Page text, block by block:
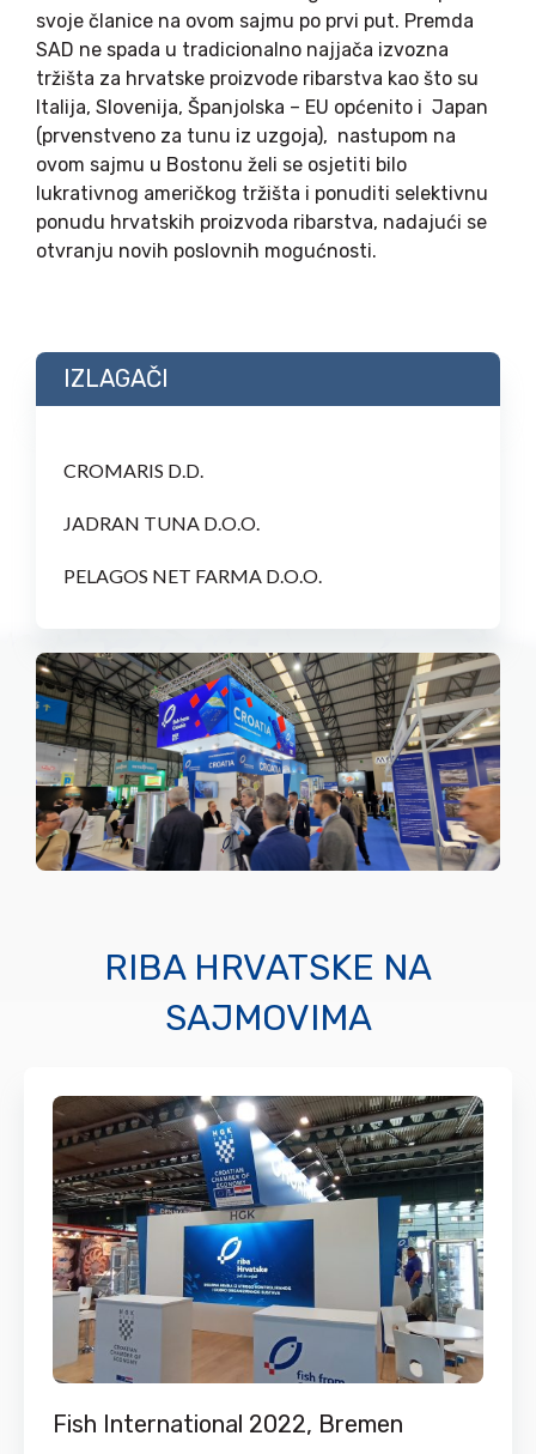
svoje članice na ovom sajmu po prvi put. Premda
SAD ne spada u tradicionalno najjača izvozna
tržišta za hrvatske proizvode ribarstva kao što su
Italija, Slovenija, Španjolska – EU općenito i Japan
(prvenstveno za tunu iz uzgoja), nastupom na
ovom sajmu u Bostonu želi se osjetiti bilo
lukrativnog američkog tržišta i ponuditi selektivnu
ponudu hrvatskih proizvoda ribarstva, nadajući se
otvranju novih poslovnih mogućnosti.
IZLAGAČI
CROMARIS D.D.
JADRAN TUNA D.O.O.
PELAGOS NET FARMA D.O.O.
RIBA HRVATSKE NA
SAJMOVIMA
Fish International 2022, Bremen